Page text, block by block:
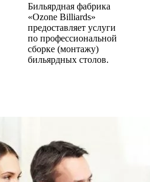
Бильярдная фабрика
«Ozone Billiards»
предоставляет услуги
по профессиональной
сборке (монтажу)
бильярдных столов.